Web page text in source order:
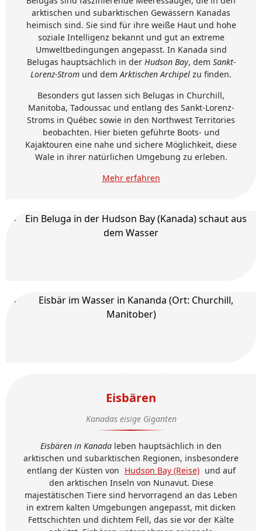
arktischen und subarktischen Gewässern Kanadas
heimisch sind. Sie sind für ihre weiße Haut und hohe
soziale Intelligenz bekannt und gut an extreme
Umweltbedingungen angepasst. In Kanada sind
Belugas hauptsächlich in der Hudson Bay, dem Sankt-
Lorenz-Strom und demArktischen Archipel zu finden.
Besonders gut lassen sich Belugas in Churchill,
Manitoba, Tadoussac und entlang des Sankt-Lorenz-
Stroms in Québec sowie in den Northwest Territories
beobachten. Hier bieten geführte Boots- und
Kajaktouren eine nahe und sichere Möglichkeit, diese
Wale in ihrer natürlichen Umgebung zu erleben.
Mehr erfahren
Eisbären
Kanadas eisige Giganten
Eisbären in Kanada leben hauptsächlich in den
arktischen und subarktischen Regionen, insbesondere
entlang der Küsten von Hudson Bay (Reise) und auf
den arktischen Inseln von Nunavut. Diese
majestätischen Tiere sind hervorragend an das Leben
in extrem kalten Umgebungen angepasst, mit dicken
Fettschichten und dichtem Fell, das sie vor der Kälte